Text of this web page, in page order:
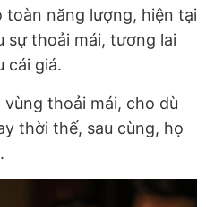
toàn năng lượng, hiện tại
sự thoải mái, tương lai
cái giá.
thoải mái, cho dù
thời thế, sau cùng, họ